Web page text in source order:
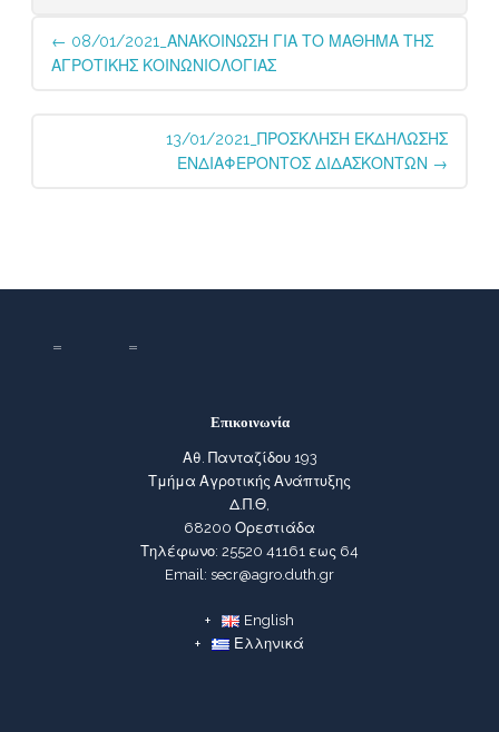
Post
navigation
← 08/01/2021_ΑΝΑΚΟΙΝΩΣΗ ΓΙΑ ΤΟ ΜΑΘΗΜΑ ΤΗΣ
ΑΓΡΟΤΙΚΗΣ ΚΟΙΝΩΝΙΟΛΟΓΙΑΣ
13/01/2021_ΠΡΟΣΚΛΗΣΗ ΕΚΔΗΛΩΣΗΣ
ΕΝΔΙΑΦΕΡΟΝΤΟΣ ΔΙΔΑΣΚΟΝΤΩΝ →
Επικοινωνία
Αθ. Πανταζίδου 193
Τμήμα Αγροτικής Ανάπτυξης
Δ.Π.Θ,
68200 Ορεστιάδα
Τηλέφωνο: 25520 41161 εως 64
Email: secr@agro.duth.gr
English
Ελληνικά